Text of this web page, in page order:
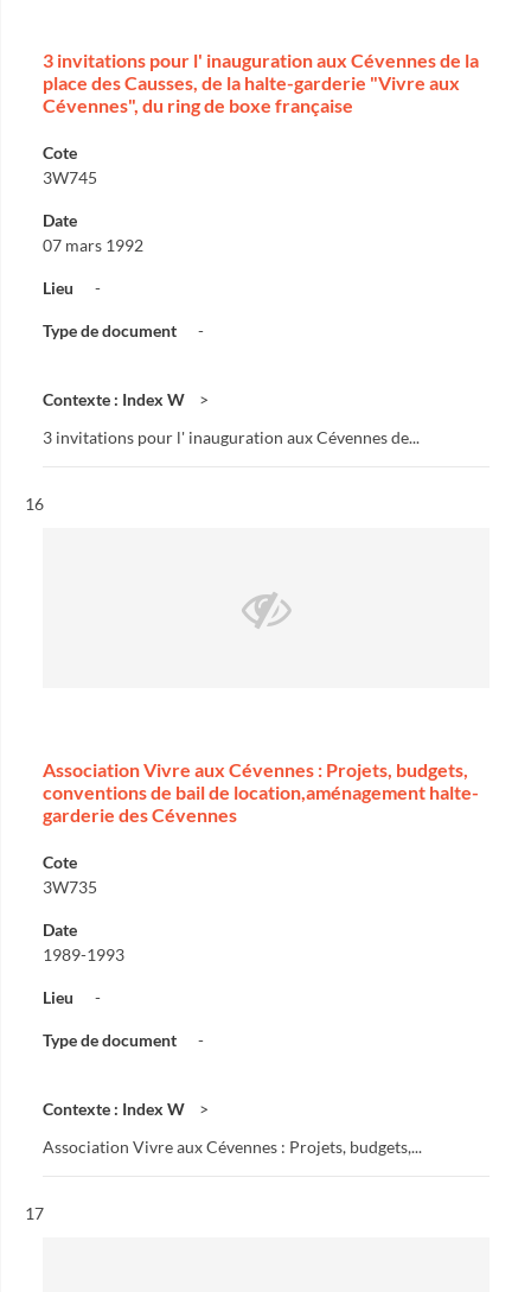
3 invitations pour l' inauguration aux Cévennes de la
place des Causses, de la halte-garderie "Vivre aux
Cévennes", du ring de boxe française
Cote
3W745
Date
07 mars 1992
Lieu -
Type de document -
Contexte : Index W
3 invitations pour l' inauguration aux Cévennes de...
Résultat n°
16
Association Vivre aux Cévennes : Projets, budgets,
conventions de bail de location,aménagement halte-
garderie des Cévennes
Cote
3W735
Date
1989-1993
Lieu -
Type de document -
Contexte : Index W
Association Vivre aux Cévennes : Projets, budgets,...
Résultat n°
17